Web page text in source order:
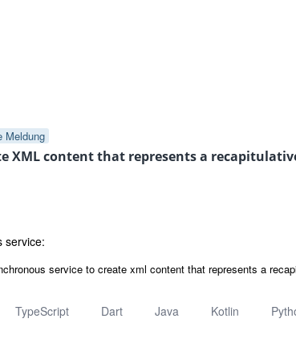
Meldung
XML content that represents a
service:
service to create xml content that represents a
TypeScript Dart Java Kotlin